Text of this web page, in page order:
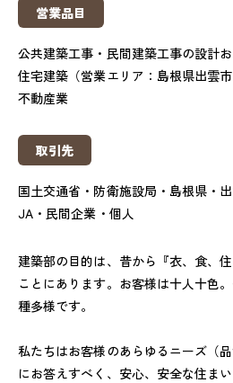
営業品目
公共建築工事・民間建築工事の設計
住宅建築（営業エリア：島根県出雲
不動産業
取引先
国土交通省・防衛施設局・島根県・
JA・民間企業・個人
建築部の目的は、昔から『衣、食、
ことにあります。お客様は十人十色
種多様です。
私たちはお客様のあらゆるニーズ（
にお答えすべく、安心、安全な住ま